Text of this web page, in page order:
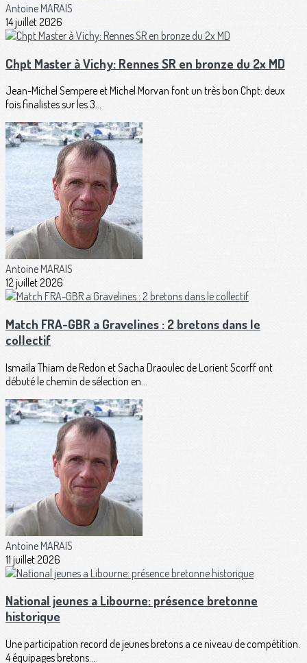
Antoine MARAIS
14 juillet 2026
Chpt Master à Vichy: Rennes SR en bronze du 2x MD
Jean-Michel Sempere et Michel Morvan font un très bon Chpt: deux
fois finalistes sur les 3...
Antoine MARAIS
12 juillet 2026
Match FRA-GBR a Gravelines : 2 bretons dans le
collectif
Ismaïla Thiam de Redon et Sacha Draoulec de Lorient Scorff ont
débuté le chemin de sélection en...
Antoine MARAIS
11 juillet 2026
National jeunes a Libourne: présence bretonne
historique
Une participation record de jeunes bretons a ce niveau de compétition.
4 équipages bretons...